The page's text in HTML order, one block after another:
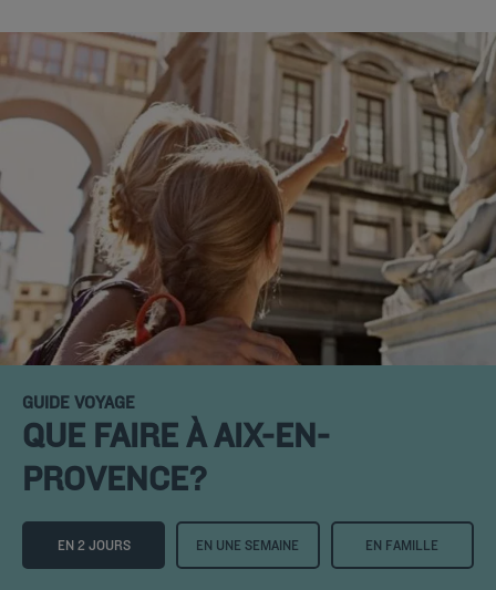
GUIDE VOYAGE
QUE FAIRE À AIX-EN-
PROVENCE?
EN 2 JOURS EN UNE SEMAINE EN FAMILLE